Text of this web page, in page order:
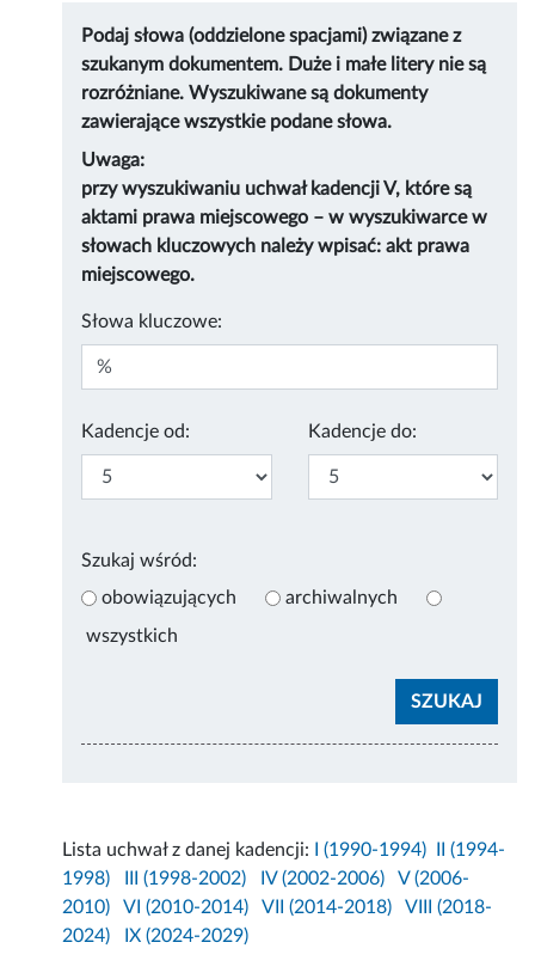
Podaj słowa (oddzielone spacjami) związane z
szukanym dokumentem. Duże i małe litery nie są
rozróżniane. Wyszukiwane są dokumenty
zawierające wszystkie podane słowa.
Uwaga:
przy wyszukiwaniu uchwał kadencji V, które są
aktami prawa miejscowego – w wyszukiwarce w
słowach kluczowych należy wpisać: akt prawa
miejscowego.
Słowa kluczowe:
Kadencje od: Kadencje do:
Szukaj wśród:
obowiązujących
archiwalnych
wszystkich
Lista uchwał z danej kadencji: I (1990-1994)
II (1994-
1998)
III (1998-2002) IV (2002-2006)
V (2006-
2010)
VI (2010-2014) VII (2014-2018)
VIII (2018-
2024)
IX (2024-2029)